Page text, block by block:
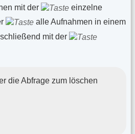
mit der
einzelne
alle Aufnahmen in einem
mit der
die Abfrage zum löschen